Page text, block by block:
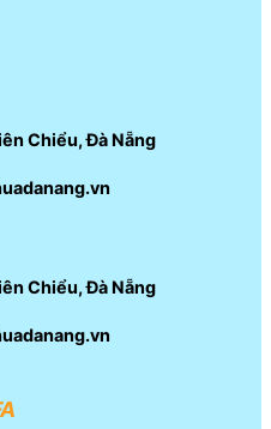
Chiểu, Đà Nẵng
Chiểu, Đà Nẵng